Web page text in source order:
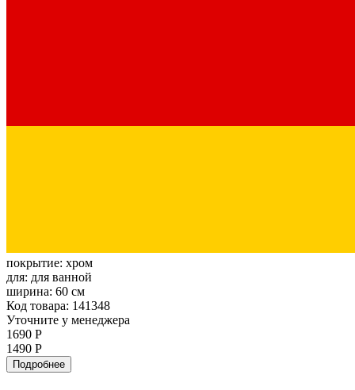
покрытие: хром
для: для ванной
ширина: 60 см
Код товара: 141348
Уточните у менеджера
1690 Р
1490 Р
Подробнее